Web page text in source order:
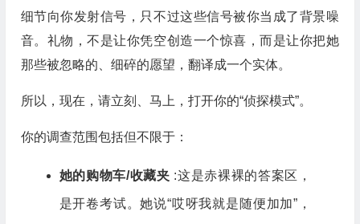
细节向你发射信号，只不过这些信号被你当成了背景噪
音。礼物，不是让你凭空创造一个惊喜，而是让你把她
那些被忽略的、细碎的愿望，翻译成一个实体。
所以，现在，请立刻、马上，打开你的“侦探模式”。
你的调查范围包括但不限于：
她的购物车/收藏夹 :这是赤裸裸的答案区，
是开卷考试。她说“哎呀我就是随便加加”，